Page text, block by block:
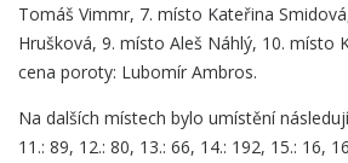
Tomáš Vimmr, 7. místo Kateřina
Hrušková, 9. místo Aleš Náhlý, 10. místo
cena poroty: Lubomír Ambros.
Na dalších místech bylo umístění
11.: 89, 12.: 80, 13.: 66, 14.: 192, 15.: 16,